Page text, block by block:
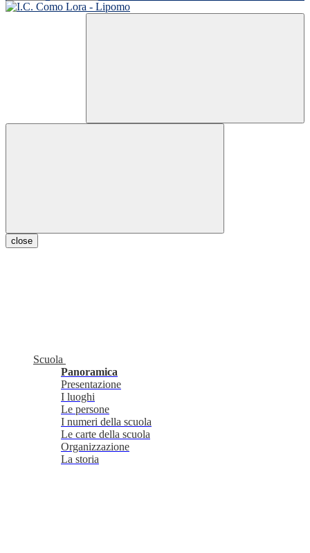
close
Scuola
Panoramica
Presentazione
I luoghi
Le persone
I numeri della scuola
Le carte della scuola
Organizzazione
La storia